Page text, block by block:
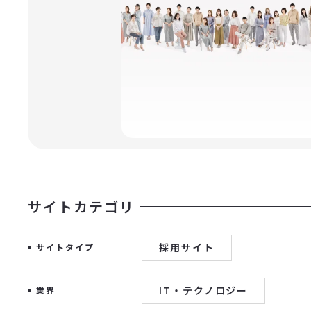
サイトカテゴリ
サイトタイプ 採用サイト
業界 IT・テクノロジー